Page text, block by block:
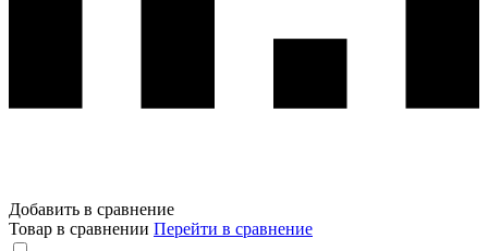
Добавить в сравнение
Товар в сравнении Перейти в сравнение